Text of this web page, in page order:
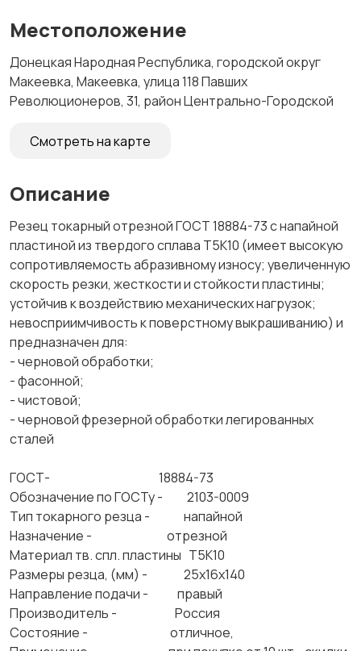
Местоположение
Донецкая Народная Республика, городской округ
Макеевка, Макеевка, улица 118 Павших
Революционеров, 31, район Центрально-Городской
Смотреть на карте
Описание
Резец токарный отрезной ГОСТ 18884-73 с напайной
пластиной из твердого сплава Т5К10 (имеет высокую
сопротивляемость абразивному износу; увеличенную
скорость резки, жесткости и стойкости пластины;
устойчив к воздействию механических нагрузок;
невосприимчивость к поверстному выкрашиванию) и
предназначен для:
- черновой обработки;
- фасонной;
- чистовой;
- черновой фрезерной обработки легированных
сталей
ГОСТ- 18884-73
Обозначение по ГОСТу - 2103-0009
Тип токарного резца - напайной
Назначение - отрезной
Материал тв. спл. пластины Т5К10
Размеры резца, (мм) - 25х16х140
Направление подачи - правый
Производитель - Россия
Состояние - отличное,